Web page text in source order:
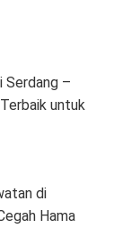
Serdang –
untuk
di
Hama